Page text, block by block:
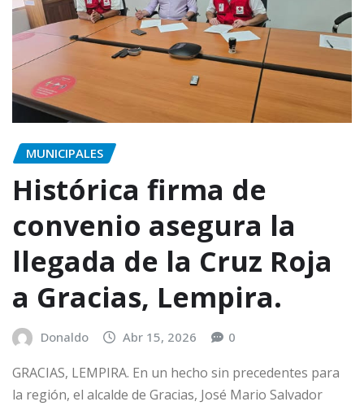
MUNICIPALES
Histórica firma de
convenio asegura la
llegada de la Cruz Roja
a Gracias, Lempira.
Donaldo Abr 15, 2026 0
GRACIAS, LEMPIRA. En un hecho sin precedentes para
la región, el alcalde de Gracias, José Mario Salvador